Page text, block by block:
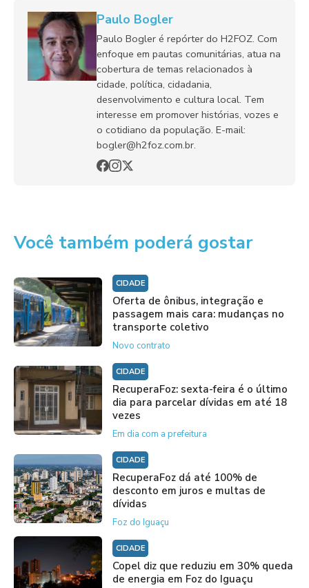
Paulo Bogler
Paulo Bogler é repórter do H2FOZ. Com
enfoque em pautas comunitárias, atua na
cobertura de temas relacionados à
cidade, política, cidadania,
desenvolvimento e cultura local. Tem
interesse em promover histórias, vozes e
o cotidiano da população. E-mail:
bogler@h2foz.com.br.
Você também poderá gostar
CIDADE
Oferta de ônibus, integração e
passagem mais cara: mudanças no
transporte coletivo
Novo contrato
CIDADE
RecuperaFoz: sexta-feira é o último
dia para parcelar dívidas em até 18
vezes
Em dia com a prefeitura
CIDADE
RecuperaFoz dá até 100% de
desconto em juros e multas de
dívidas
Foz do Iguaçu
CIDADE
Copel diz que reduziu em 30% queda
de energia em Foz do Iguaçu